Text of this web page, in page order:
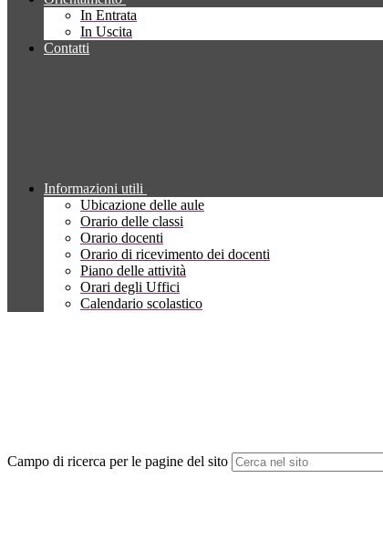
In Entrata
In Uscita
Contatti
Informazioni utili
Ubicazione delle aule
Orario delle classi
Orario docenti
Orario di ricevimento dei docenti
Piano delle attività
Orari degli Uffici
Calendario scolastico
Campo di ricerca per le pagine del sito